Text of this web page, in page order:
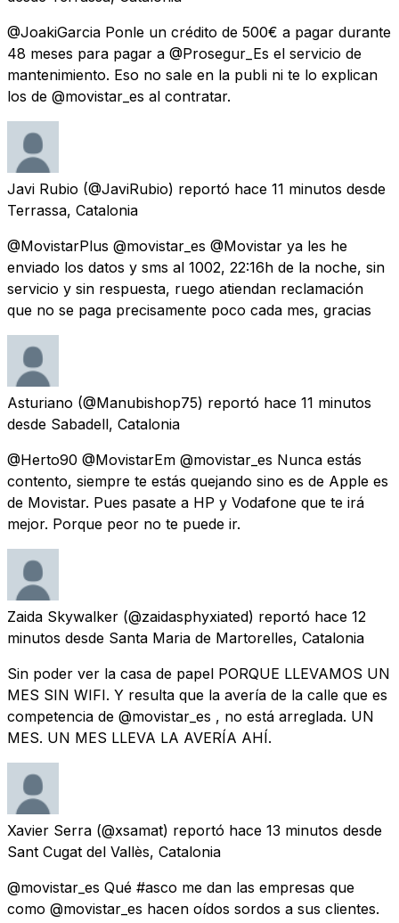
@JoakiGarcia Ponle un crédito de 500€ a pagar durante
48 meses para pagar a @Prosegur_Es el servicio de
mantenimiento. Eso no sale en la publi ni te lo explican
los de @movistar_es al contratar.
Javi Rubio (@JaviRubio) reportó hace 11 minutos desde
Terrassa, Catalonia
@MovistarPlus @movistar_es @Movistar ya les he
enviado los datos y sms al 1002, 22:16h de la noche, sin
servicio y sin respuesta, ruego atiendan reclamación
que no se paga precisamente poco cada mes, gracias
Asturiano (@Manubishop75) reportó hace 11 minutos
desde Sabadell, Catalonia
@Herto90 @MovistarEm @movistar_es Nunca estás
contento, siempre te estás quejando sino es de Apple es
de Movistar. Pues pasate a HP y Vodafone que te irá
mejor. Porque peor no te puede ir.
Zaida Skywalker (@zaidasphyxiated) reportó hace 12
minutos desde Santa Maria de Martorelles, Catalonia
Sin poder ver la casa de papel PORQUE LLEVAMOS UN
MES SIN WIFI. Y resulta que la avería de la calle que es
competencia de @movistar_es , no está arreglada. UN
MES. UN MES LLEVA LA AVERÍA AHÍ.
Xavier Serra (@xsamat) reportó hace 13 minutos desde
Sant Cugat del Vallès, Catalonia
@movistar_es Qué #asco me dan las empresas que
como @movistar_es hacen oídos sordos a sus clientes.